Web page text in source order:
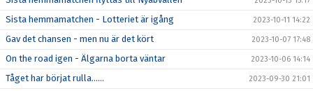
Sista hemmamatchen - Lotteriet är igång 2023-10-11 14:22
Gav det chansen - men nu är det kört 2023-10-07 17:48
On the road igen - Älgarna borta väntar 2023-10-06 14:14
Tåget har börjat rulla…… 2023-09-30 21:01